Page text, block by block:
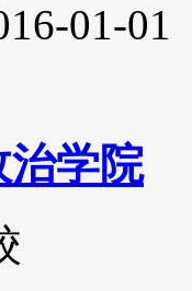
01-01
治学院